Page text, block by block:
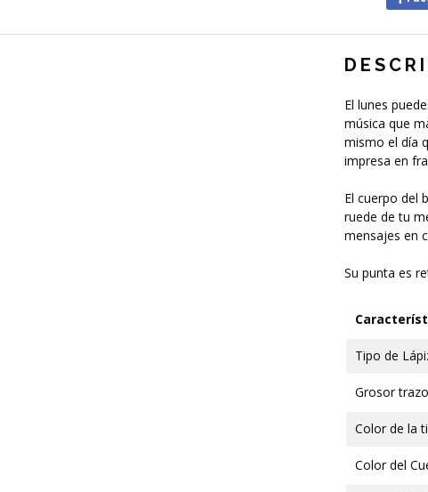
El lunes
música que
mismo el día
impresa en
El cuerpo del
ruede de tu
mensajes en
Su punta es
Tipo de
Grosor trazo
Color de la
Color del